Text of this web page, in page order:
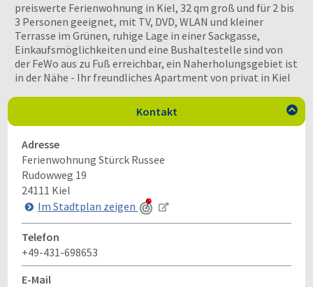
preiswerte Ferienwohnung in Kiel, 32 qm groß und für 2 bis
3 Personen geeignet, mit TV, DVD, WLAN und kleiner
Terrasse im Grünen, ruhige Lage in einer Sackgasse,
Einkaufsmöglichkeiten und eine Bushaltestelle sind von
der FeWo aus zu Fuß erreichbar, ein Naherholungsgebiet ist
in der Nähe - Ihr freundliches Apartment von privat in Kiel
Kontakt 
Adresse
Ferienwohnung Stürck Russee
Rudowweg 19
24111 Kiel
Im Stadtplan zeigen
Telefon
+49-431-698653
E-Mail